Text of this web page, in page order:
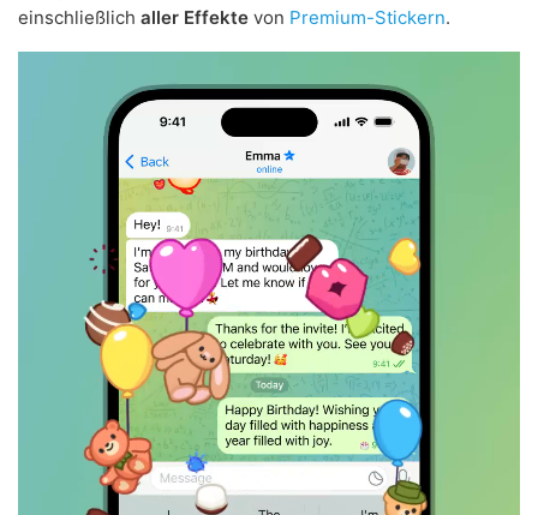
einschließlich aller Effekte von Premium-Stickern.